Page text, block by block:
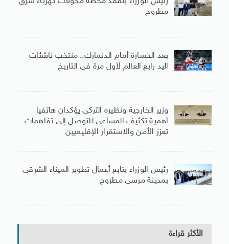
مطروح
بعد الخسارة أمام الدنمارك.. منتخب ناشئات
اليد رابع العالم لأول مرة فى التاريخ
وزير الخارجية ونظيره التركى يؤكدان هاتفيا
أهمية تكثيف المساعى للتوصل إلى تفاهمات
تعزز الأمن والاستقرار الإقليميين
رئيس الوزراء يتابع أعمال تطوير الميناء الشرقى
بمدينة مرسى مطروح
الأكثر قراءة